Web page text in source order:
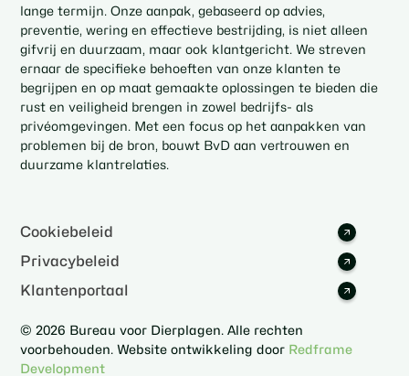
lange termijn. Onze aanpak, gebaseerd op advies,
preventie, wering en effectieve bestrijding, is niet alleen
gifvrij en duurzaam, maar ook klantgericht. We streven
ernaar de specifieke behoeften van onze klanten te
begrijpen en op maat gemaakte oplossingen te bieden die
rust en veiligheid brengen in zowel bedrijfs- als
privéomgevingen. Met een focus op het aanpakken van
problemen bij de bron, bouwt BvD aan vertrouwen en
duurzame klantrelaties.
Cookiebeleid
Privacybeleid
Klantenportaal
© 2026 Bureau voor Dierplagen. Alle rechten
voorbehouden. Website ontwikkeling door Redframe
Development